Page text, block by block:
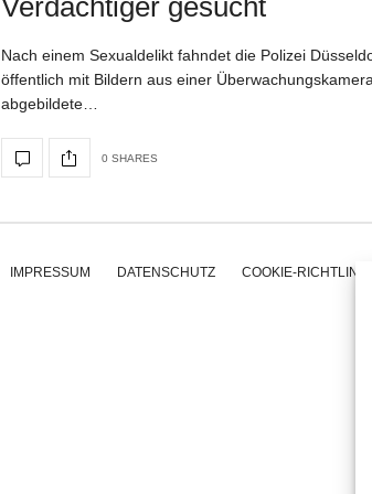
Verdächtiger gesucht
Nach einem Sexualdelikt fahndet die Polizei
öffentlich mit Bildern aus einer
abgebildete…
0 SHARES
IMPRESSUM DATENSCHUTZ COOKIE-RICHTLINIE